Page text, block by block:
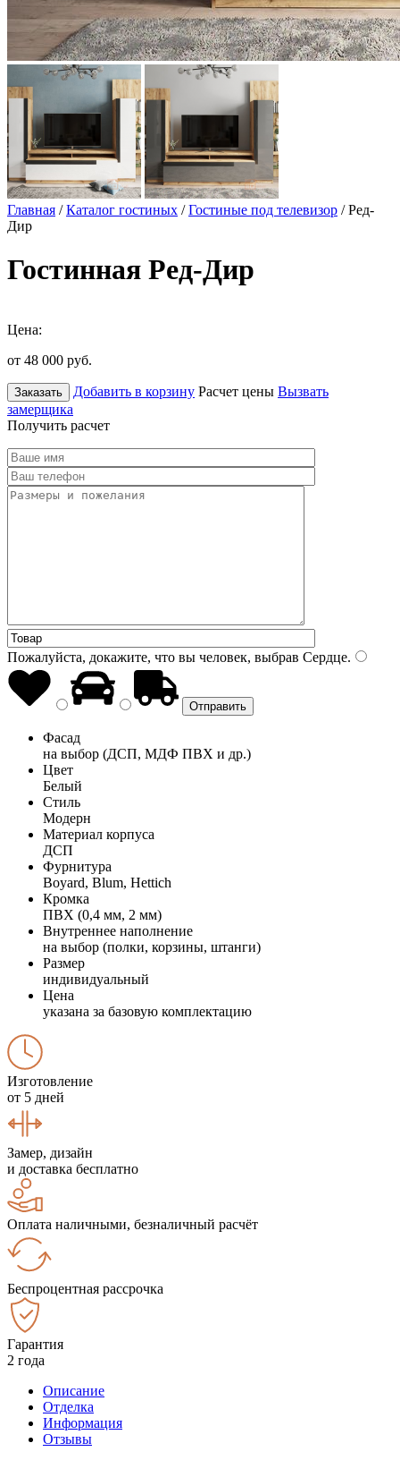
Главная /Каталог гостиных /Гостиные под телевизор / Ред-
Дир
Гостинная Ред-Дир
Цена:
от 48 000 руб.
Заказать Добавить в корзину Расчет цены Вызвать
замерщика
Получить расчет
Пожалуйста, докажите, что вы человек, выбрав Сердце.
Фасад
на выбор (ДСП, МДФ ПВХ и др.)
Цвет
Белый
Стиль
Модерн
Материал корпуса
ДСП
Фурнитура
Boyard, Blum, Hettich
Кромка
ПВХ (0,4 мм, 2 мм)
Внутреннее наполнение
на выбор (полки, корзины, штанги)
Размер
индивидуальный
Цена
указана за базовую комплектацию
Изготовление
от 5 дней
Замер, дизайн
и доставка бесплатно
Оплата наличными, безналичный расчёт
Беспроцентная рассрочка
Гарантия
2 года
Описание
Отделка
Информация
Отзывы